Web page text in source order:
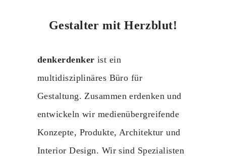
Gestalter mit Herzblut!
denkerdenker ist ein
multidisziplinäres Büro für
Gestaltung. Zusammen erdenken und
entwickeln wir medienübergreifende
Konzepte, Produkte, Architektur und
Interior Design. Wir sind Spezialisten